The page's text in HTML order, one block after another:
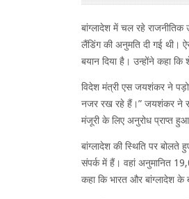
बांग्लादेश में चल रहे
लैंडिंग की अनुमति दी गई थी।
बयान दिया है। उन्होंने कहा
विदेश मंत्री एस जयशंकर ने
नजर रख रहे हैं।” जयशंकर ने
मंजूरी के लिए अनुरोध प्राप्त
बांग्लादेश की स्थिति पर बोलते
संपर्क में हैं। वहां अनुमानित
कहा कि भारत और बांग्लादेश